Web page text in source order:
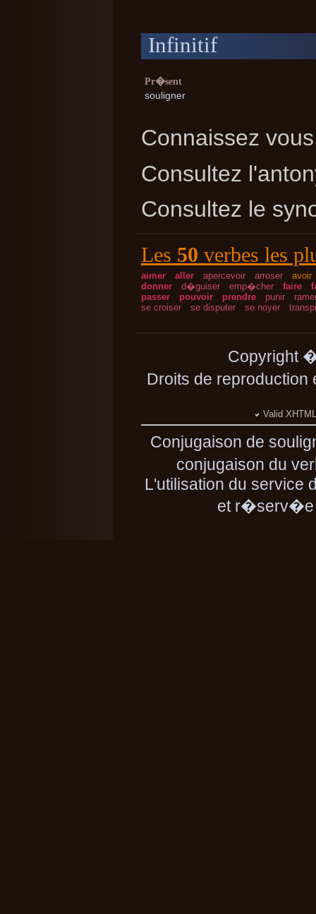
Infinitif
Pr�sent
souligner
Connaissez
Consultez
Consultez le
Les 50 verbes les
aimer aller apercevoir arroser
avoir
donner
d�guiser emp�cher faire
passer
pouvoir prendre punir
se croiser
se disputer se noyer
Copyright
Droits de
Valid
Conjugaison de
conjugaison du
L'utilisation du service
et r�serv�e